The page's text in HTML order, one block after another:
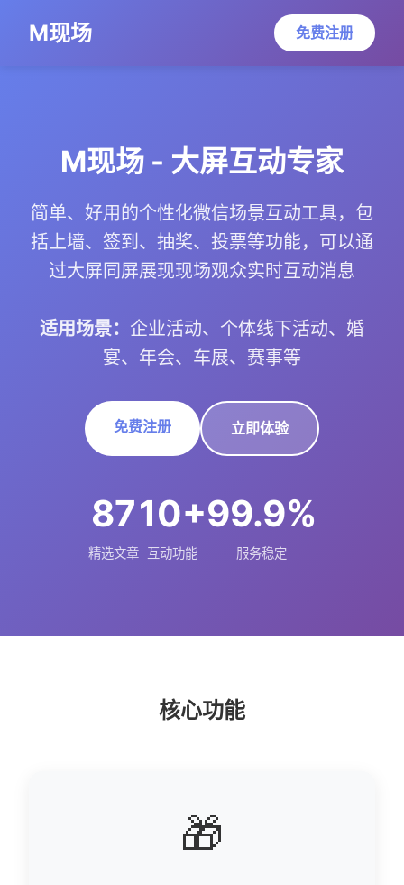
M现场 免费注册
M现场 - 大屏互动专家
简单、好用的个性化微信场景互动工具，包
括上墙、签到、抽奖、投票等功能，可以通
过大屏同屏展现现场观众实时互动消息
适用场景： 企业活动、个体线下活动、婚
宴、年会、车展、赛事等
免费注册 立即体验
87
精选文章
10+
互动功能
99.9%
服务稳定
核心功能
🎁